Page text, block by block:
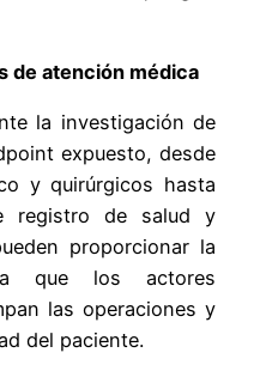
de atención médica
la investigación de
expuesto, desde
y quirúrgicos hasta
registro de salud y
proporcionar la
que los actores
las operaciones y
del paciente.